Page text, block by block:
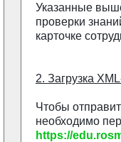
Указанные
проверки
карточке
2. Загрузка
Чтобы
необходимо
https://